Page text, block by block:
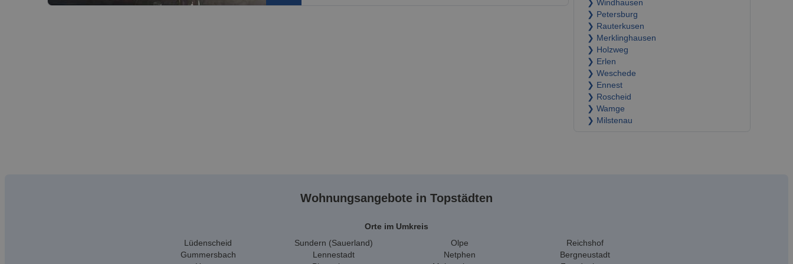
❯ Windhausen
❯ Petersburg
❯ Rauterkusen
❯ Merklinghausen
❯ Holzweg
❯ Erlen
❯ Weschede
❯ Ennest
❯ Roscheid
❯ Wamge
❯ Milstenau
Wohnungsangebote in Topstädten
Orte im Umkreis
Lüdenscheid
Gummersbach
Sundern (Sauerland)
Lennestadt
Olpe
Netphen
Reichshof
Bergneustadt